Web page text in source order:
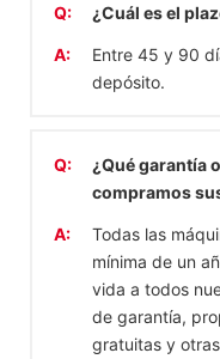
Q: ¿Cuál es el
A:
Entre 45 y 90
depósito.
Q:
¿Qué garantía
compramos
A:
Todas las
mínima de un
vida a todos
de garantía,
gratuitas y